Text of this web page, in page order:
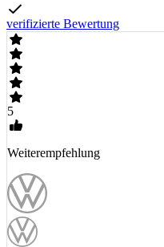
verifizierte Bewertung
5
Weiterempfehlung